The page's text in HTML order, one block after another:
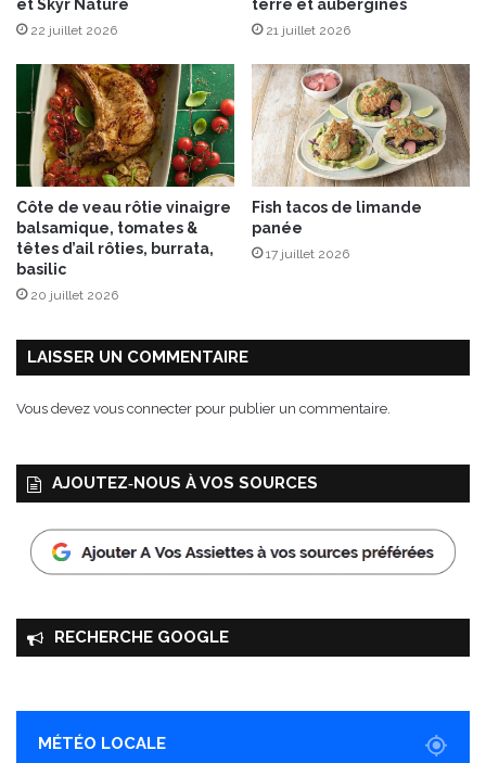
a
u
t
t
i
t
r
o
n
et Skyr Nature
22 juillet 2026
terre et aubergines
21 juillet 2026
Côte de veau rôtie vinaigre
balsamique, tomates &
têtes d’ail rôties, burrata,
basilic
20 juillet 2026
Fish tacos de limande
panée
17 juillet 2026
LAISSER UN COMMENTAIRE
Vous devez vous connecter pour publier un commentaire.
AJOUTEZ‑NOUS À VOS SOURCES
RECHERCHE GOOGLE
MÉTÉO LOCALE